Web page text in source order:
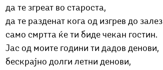
да те згреат во староста,
да те разденат кога од изгрев до залез
само смртта ќе ти биде чекан гостин.
Јас од моите години ти дадов денови,
бескрајно долги летни денови,